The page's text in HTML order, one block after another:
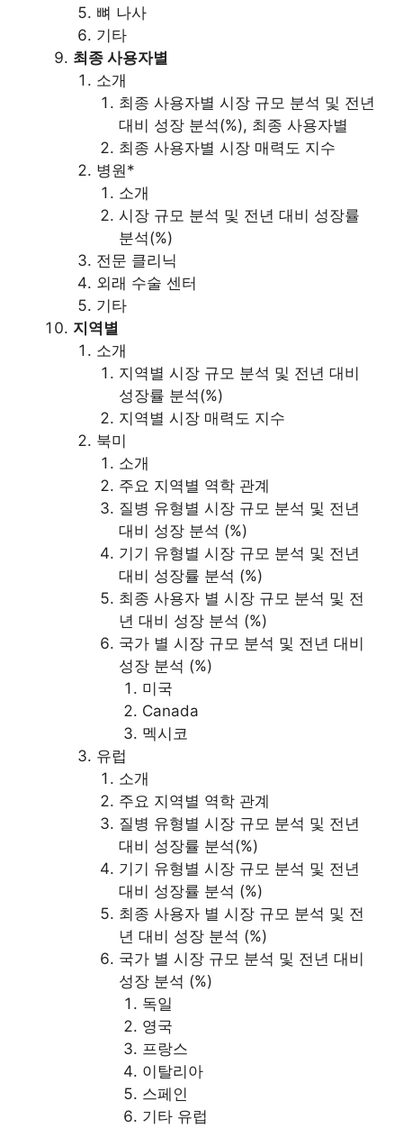
뼈 나사
기타
최종 사용자별
소개
최종 사용자별 시장 규모 분석 및 전년
대비 성장 분석(%), 최종 사용자별
최종 사용자별 시장 매력도 지수
병원*
소개
시장 규모 분석 및 전년 대비 성장률
분석(%)
전문 클리닉
외래 수술 센터
기타
지역별
소개
지역별 시장 규모 분석 및 전년 대비
성장률 분석(%)
지역별 시장 매력도 지수
북미
소개
주요 지역별 역학 관계
질병 유형별 시장 규모 분석 및 전년
대비 성장 분석 (%)
기기 유형별 시장 규모 분석 및 전년
대비 성장률 분석 (%)
최종 사용자 별 시장 규모 분석 및 전
년 대비 성장 분석 (%)
국가 별 시장 규모 분석 및 전년 대비
성장 분석 (%)
미국
Canada
멕시코
유럽
소개
주요 지역별 역학 관계
질병 유형별 시장 규모 분석 및 전년
대비 성장률 분석(%)
기기 유형별 시장 규모 분석 및 전년
대비 성장률 분석 (%)
최종 사용자 별 시장 규모 분석 및 전
년 대비 성장 분석 (%)
국가 별 시장 규모 분석 및 전년 대비
성장 분석 (%)
독일
영국
프랑스
이탈리아
스페인
기타 유럽